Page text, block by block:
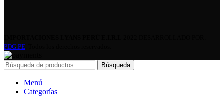
PDG.PE
Búsqueda
Menú
Categorías